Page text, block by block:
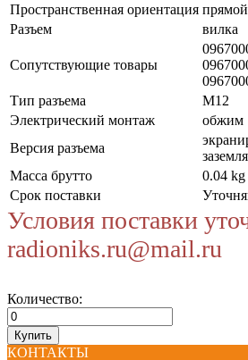
Пространственная ориентация прямой
Разъем
вилка
Сопутствующие товары
Тип разъема
M12
Электрический монтаж
обжим
Версия разъема
Масса брутто
0.04 kg
Срок поставки
Условия поставки
radioniks.ru@mail.ru
Количество:
КОНТАКТЫ